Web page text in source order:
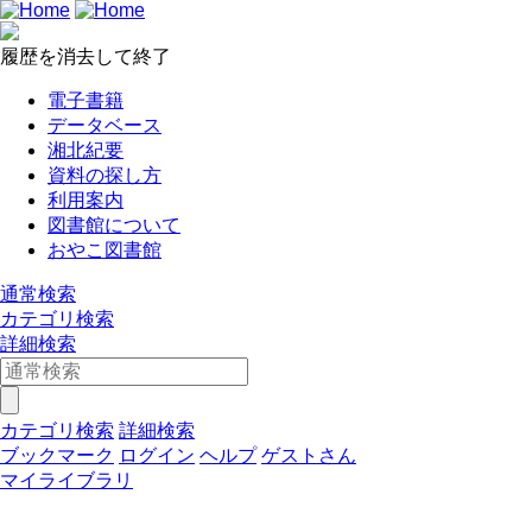
履歴を消去して終了
電子書籍
データベース
湘北紀要
資料の探し方
利用案内
図書館について
おやこ図書館
通常検索
カテゴリ検索
詳細検索
カテゴリ検索 詳細検索
ブックマーク ログイン ヘルプ ゲストさん
マイライブラリ